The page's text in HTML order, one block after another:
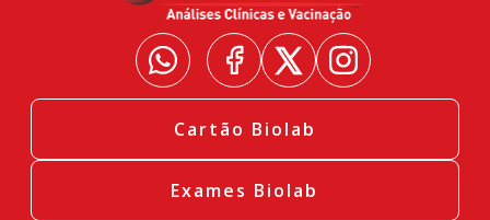
Cartão Biolab
Exames Biolab